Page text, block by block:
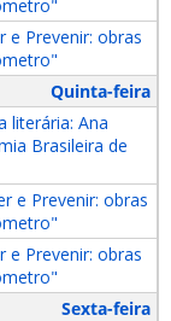
e Prevenir: obras
Quinta-feira
literária: Ana
Brasileira de
e Prevenir: obras
e Prevenir: obras
Sexta-feira